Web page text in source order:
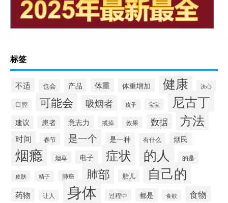
标签
不适 也会 产品 体重 体重增加 健康 决心
口腔 可能会 吸烟者 孩子 宝宝 尼古丁
建议 患者 意志力 戒掉 效果 数据 方法
时间 春节 是一个 是一种 有什么 烟民
烟瘾 烟草 电子 症状 的人 的是
皮肤 精子 肺癌 肺部 胎儿 自己的
药物 让人 身体 过程中 都是 食欲 食物